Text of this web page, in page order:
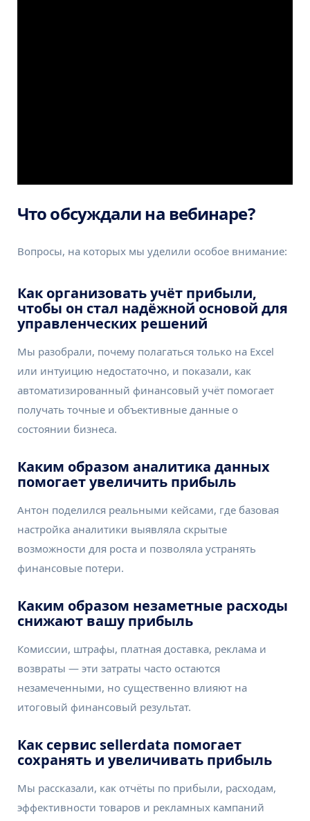
Что обсуждали на вебинаре?
Вопросы, на которых мы уделили особое внимание:
Как организовать учёт прибыли,
чтобы он стал надёжной основой для
управленческих решений
Мы разобрали, почему полагаться только на Excel
или интуицию недостаточно, и показали, как
автоматизированный финансовый учёт помогает
получать точные и объективные данные о
состоянии бизнеса.
Каким образом аналитика данных
помогает увеличить прибыль
Антон поделился реальными кейсами, где базовая
настройка аналитики выявляла скрытые
возможности для роста и позволяла устранять
финансовые потери.
Каким образом незаметные расходы
снижают вашу прибыль
Комиссии, штрафы, платная доставка, реклама и
возвраты — эти затраты часто остаются
незамеченными, но существенно влияют на
итоговый финансовый результат.
Как сервис sellerdata помогает
сохранять и увеличивать прибыль
Мы рассказали, как отчёты по прибыли, расходам,
эффективности товаров и рекламных кампаний